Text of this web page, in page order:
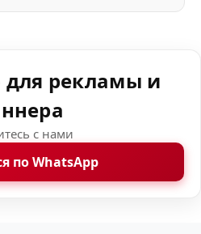
рекламы и
с нами
по WhatsApp